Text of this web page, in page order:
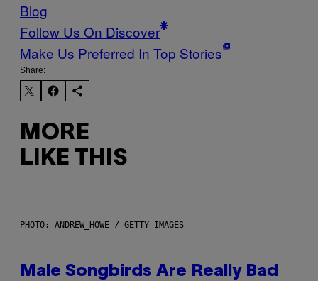
Blog
Follow Us On Discover
Make Us Preferred In Top Stories
Share:
MORE
LIKE THIS
PHOTO: ANDREW_HOWE / GETTY IMAGES
Male Songbirds Are Really Bad